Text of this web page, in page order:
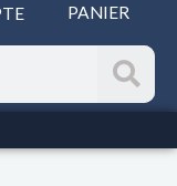
PANIER